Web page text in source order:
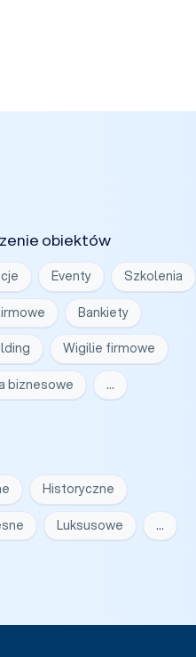
Historyczne
Luksusowe …
obiektów
Eventy Szkolenia
Bankiety
Wigilie firmowe
biznesowe …